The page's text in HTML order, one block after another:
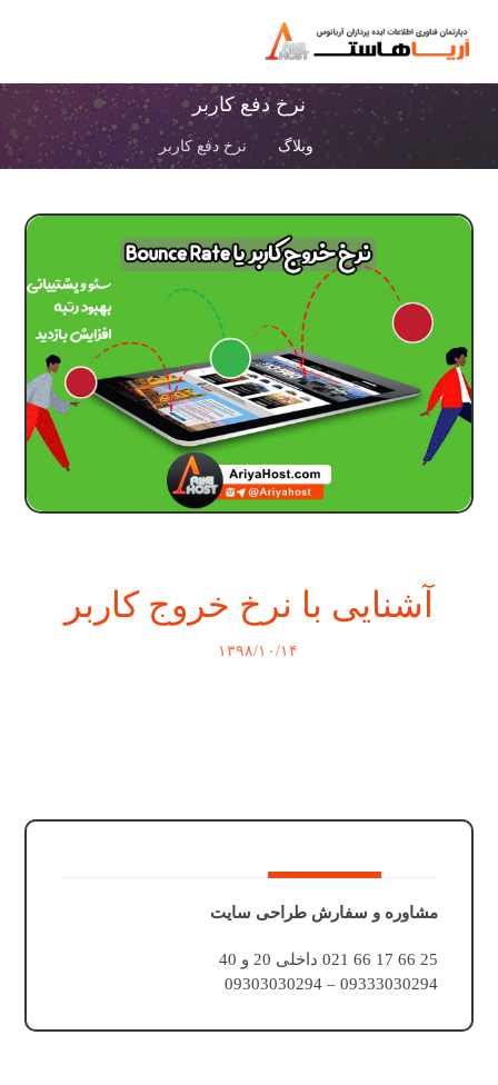
نرخ دفع کاربر
وبلاگ نرخ دفع کاربر
آشنایی با نرخ خروج کاربر
۱۳۹۸/۱۰/۱۴
مشاوره و سفارش طراحی سایت
25 66 17 66 021 داخلی 20 و 40
09333030294 – 09303030294